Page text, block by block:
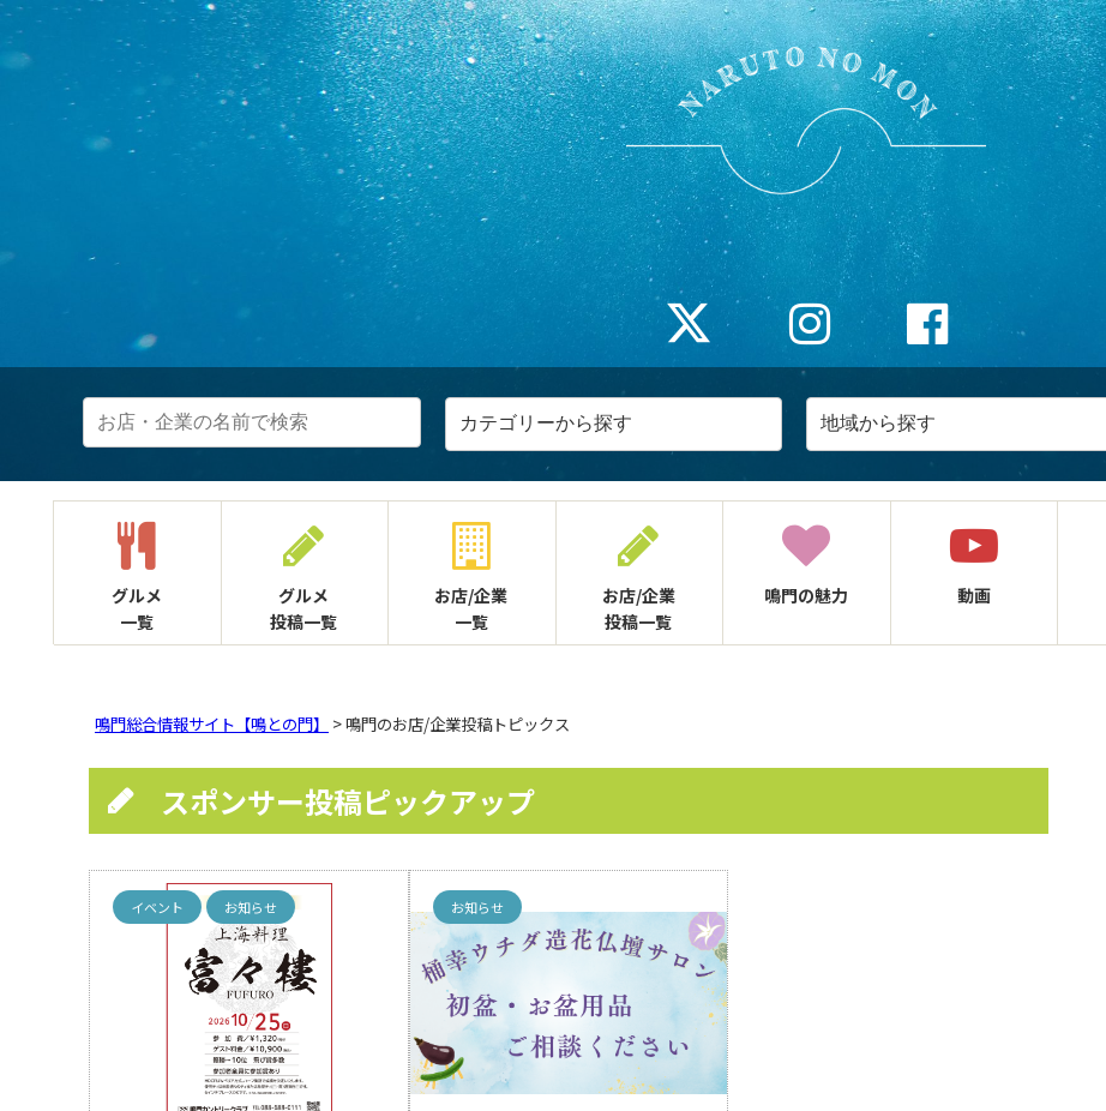
グルメ
一覧
グルメ
投稿一覧
お店/企業
一覧
お店/企業
投稿一覧
鳴門の魅力 動画
鳴門総合情報サイト【鳴との門】 > 鳴門のお店/企業投稿トピックス
スポンサー投稿ピックアップ
イベント お知らせ お知らせ